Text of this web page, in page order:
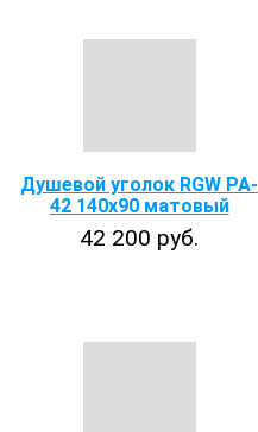
Душевой уголок RGW PA-
42 140x90 матовый
42 200 руб.